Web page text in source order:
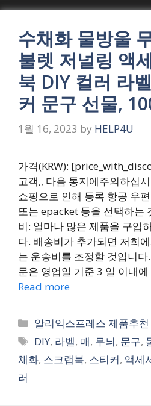
수채화 물방울
불렛 저널링 액
북 DIY 컬러 라
커 문구 선물,
1월 16, 2023 by HELP4U
가격(KRW):
고객,, 다음 통지에주의하십
쇼핑으로 인해 등록 항공 우
또는 epacket 등을 선택하는
비: 얼마나 많은 제품을 구입
다. 배송비가 추가되면 저희
는 운송비를 조정할 것입니
문은 영업일 기준 3 일 이내
Read more
Categories
알리익스프레스 제품추천
Tags
DIY, 라벨, 매, 무늬, 문구,
채화, 스크랩북, 스티커, 액세
러